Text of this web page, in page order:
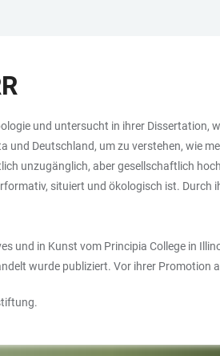
und untersucht in ihrer
und Deutschland, um zu verstehen, wie
unzugänglich, aber gesellschaftlich
situiert und ökologisch ist.
und in Kunst vom Principia College in
wurde publiziert. Vor ihrer Promotion